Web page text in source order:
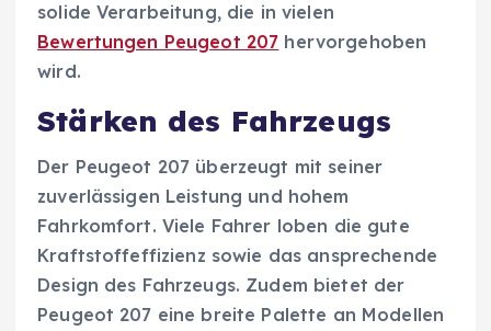
solide Verarbeitung, die in vielen
Bewertungen Peugeot 207 hervorgehoben
wird.
Stärken des Fahrzeugs
Der Peugeot 207 überzeugt mit seiner
zuverlässigen Leistung und hohem
Fahrkomfort. Viele Fahrer loben die gute
Kraftstoffeffizienz sowie das ansprechende
Design des Fahrzeugs. Zudem bietet der
Peugeot 207 eine breite Palette an Modellen